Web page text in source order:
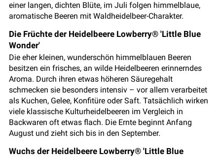
einer langen, dichten Blüte, im Juli folgen himmelblaue,
aromatische Beeren mit Waldheidelbeer-Charakter.
Die Früchte der Heidelbeere Lowberry® 'Little Blue
Wonder'
Die eher kleinen, wunderschön himmelblauen Beeren
besitzen ein frisches, an wilde Heidelbeeren erinnerndes
Aroma. Durch ihren etwas höheren Säuregehalt
schmecken sie besonders intensiv – vor allem verarbeitet
als Kuchen, Gelee, Konfitüre oder Saft. Tatsächlich wirken
viele klassische Kulturheidelbeeren im Vergleich in
Backwaren oft etwas flach. Die Ernte beginnt Anfang
August und zieht sich bis in den September.
Wuchs der Heidelbeere Lowberry® 'Little Blue